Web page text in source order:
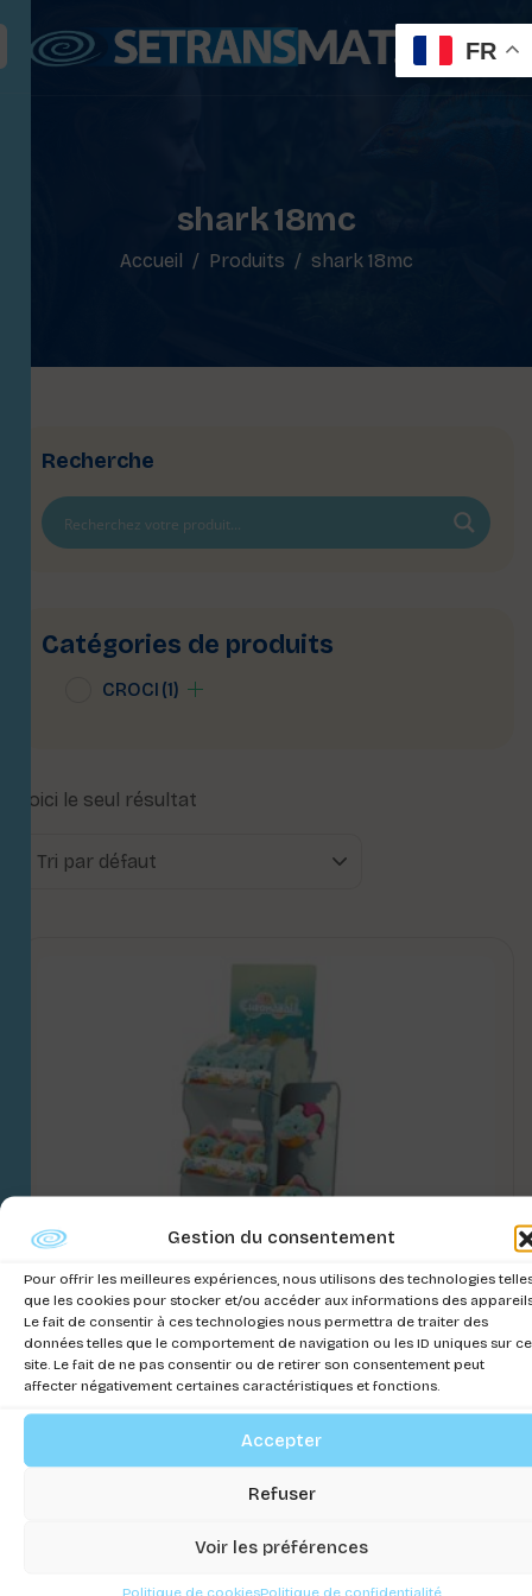
Gestion du consentement
Pour offrir les meilleures expériences, nous utilisons des technologies
que les cookies pour stocker et/ou accéder aux informations des
Le fait de consentir à ces technologies nous permettra de traiter des
données telles que le comportement de navigation ou les ID uniques sur ce
site. Le fait de ne pas consentir ou de retirer son consentement peut
affecter négativement certaines caractéristiques et fonctions.
Accepter
Refuser
Voir les préférences
Politique de cookiesPolitique de confidentialité
shark 18mc
Accueil Produits shark 18mc
Recherche
Catégories de produits
CROCI (1)
Voici le seul résultat
Display jouet Chromball
Connectez-vous pour voir les prix
FR